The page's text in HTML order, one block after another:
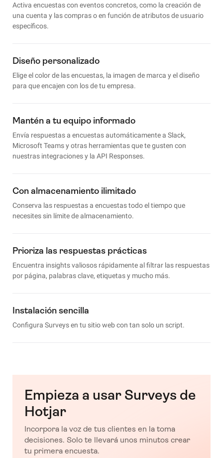
Activa encuestas con eventos concretos, como la creación de
una cuenta y las compras o en función de atributos de usuario
específicos.
Diseño personalizado
Elige el color de las encuestas, la imagen de marca y el diseño
para que encajen con los de tu empresa.
Mantén a tu equipo informado
Envía respuestas a encuestas automáticamente a Slack,
Microsoft Teams y otras herramientas que te gusten con
nuestras integraciones y la API Responses.
Con almacenamiento ilimitado
Conserva las respuestas a encuestas todo el tiempo que
necesites sin límite de almacenamiento.
Prioriza las respuestas prácticas
Encuentra insights valiosos rápidamente al filtrar las respuestas
por página, palabras clave, etiquetas y mucho más.
Instalación sencilla
Configura Surveys en tu sitio web con tan solo un script.
Empieza a usar Surveys de
Hotjar
Incorpora la voz de tus clientes en la toma
decisiones. Solo te llevará unos minutos crear
tu primera encuesta.